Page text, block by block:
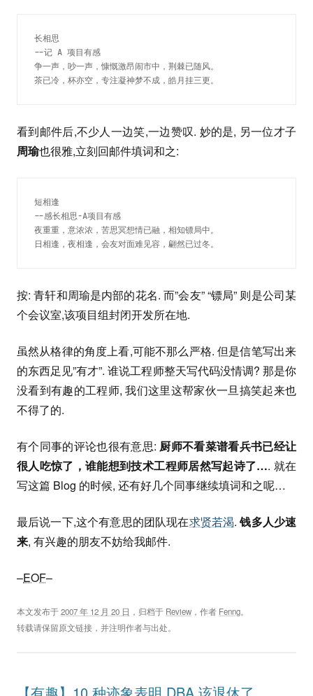
长相思
--记 A 项目有感
争一声，吵一声，慷慨激昂闹市中，荆棘已随风。
茶已冷，杯亦空，专注凝神梦不成，皓月挂三更。
看到邮件后,不少人一边笑,一边赞叹. 妙的是, 另一位才子
周瑜也很雅,立刻回邮件填词和之:
短相逢
--感长相思-A项目有感
夜重重，意浓浓，苦思冥想情已融，相知镖局中。
日相逢，夜相逢，会友对面难见容，翩然已过冬。
按: 青轩和周瑜是内部的花名. 而”会友” “镖局” 则是公司某
个会议室,该项目组封闭开发所在地.
虽然从格律的角度上看,可能不那么严格. 但是信笔写出来
的东西足见”有才”. 谁说工程师整天写代码没情调? 那是你
没看到有趣的工程师, 我们这里这帮家伙一旦搞笑起来也
不得了的.
有个同事的评论也很有意思: 厨师不看菜谱看兵书已经让
很人吃惊了，谁能想到技术工程师居然写起诗了…. 就在
写这篇 Blog 的时候, 还有好几个同事继续填词和之呢…
最后说一下,这个有意思的团队现在求贤若渴.钱多人少速
来, 有兴趣的朋友不妨给我邮件.
–EOF–
本文发布于2007 年 12 月 20 日 ，归档于 Review ，作者 Fenng。
转载请保留原文链接，并注明作者与出处。